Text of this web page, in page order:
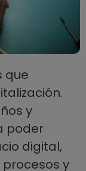
que
y
poder
digital,
y